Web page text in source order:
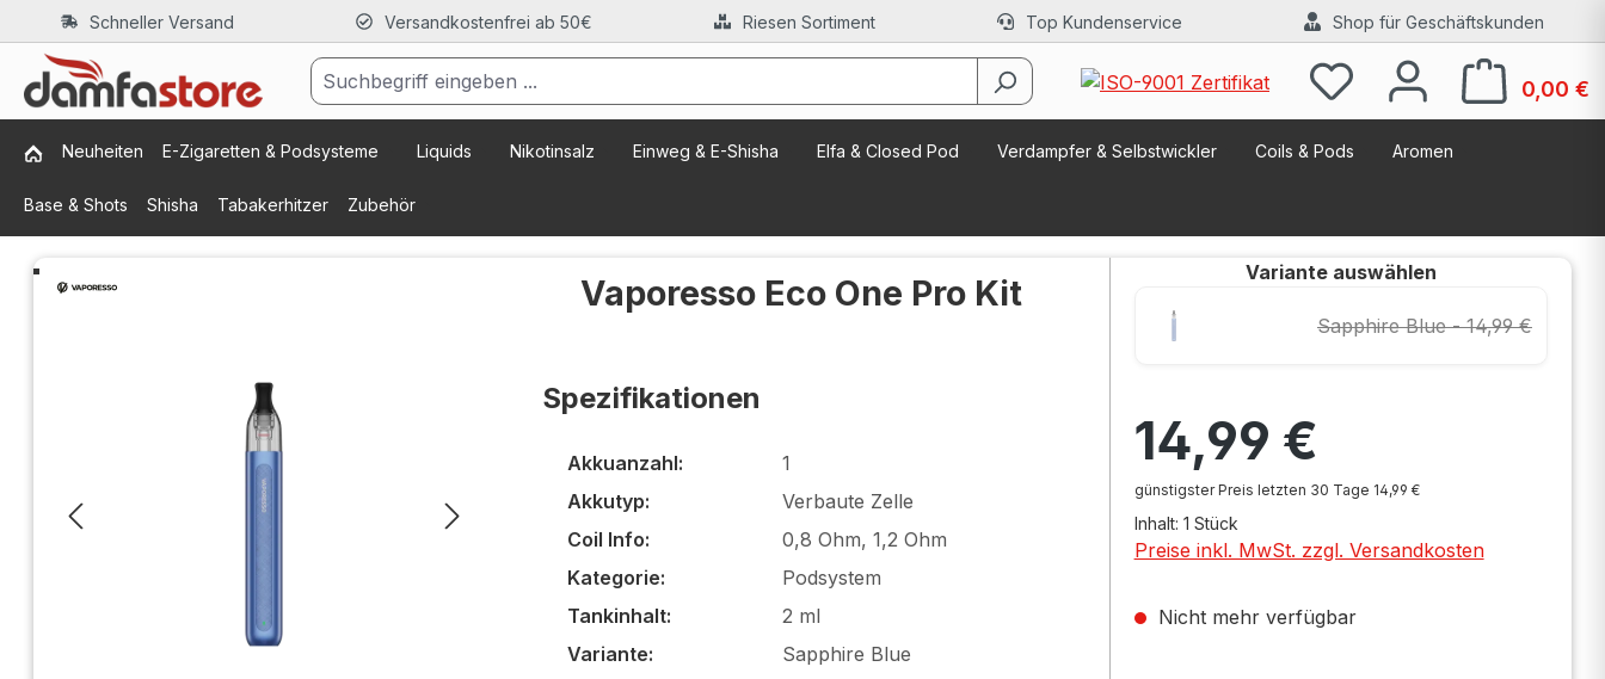
Hauptinhalt springen
Zur Suche springen
Zur Hauptnavigation springen
Schneller Versand Versandkostenfrei ab 50€ Riesen Sortiment Top Kundenservice Shop für Geschäftskunden
0,00 €
Neuheiten E-Zigaretten & Podsysteme Liquids Nikotinsalz Einweg & E-Shisha Elfa & Closed Pod Verdampfer & Selbstwickler Coils & Pods Aromen
Base & Shots Shisha Tabakerhitzer Zubehör
Vaporesso Eco One Pro Kit
Spezifikationen
Akkuanzahl:
1
Akkutyp:
Verbaute Zelle
Coil Info:
0,8 Ohm, 1,2 Ohm
Kategorie:
Podsystem
Tankinhalt:
2 ml
Variante:
Sapphire Blue
Varianteauswählen
Sapphire Blue - 14,99 €
14,99 €
günstigster Preis letzten 30 Tage 14,99 €
Inhalt: 1 Stück
Preise inkl. MwSt. zzgl. Versandkosten
Nicht mehr verfügbar